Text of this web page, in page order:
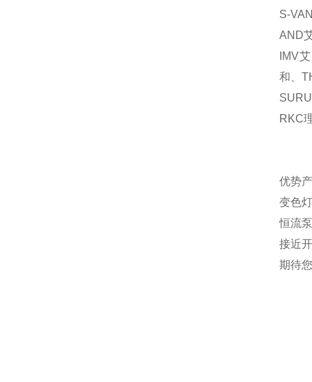
S-
AND
IMV
和、
RKC
优势
变色
恒流
接近
期待